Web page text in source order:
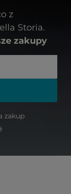
z
Storia.
zakupy
zakup